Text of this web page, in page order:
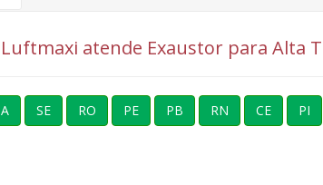
atende Exaustor para Alta
SE RO PE PB RN CE PI